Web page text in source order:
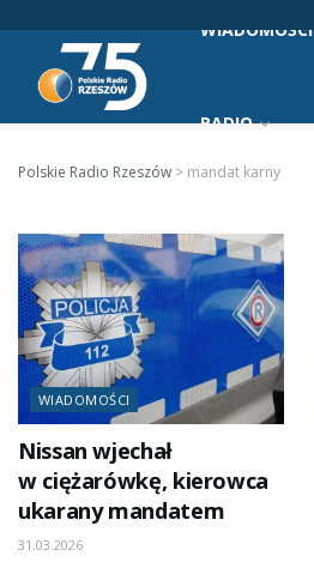
WIADOMOŚCI
RADIO
Polskie Radio Rzeszów > mandat karny
WIADOMOŚCI
Nissan wjechał
w ciężarówkę, kierowca
ukarany mandatem
31.03.2026